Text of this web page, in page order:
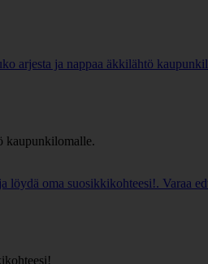
arjesta ja nappaa äkkilähtö
kaupunkilomalle.
löydä oma suosikkikohteesi!. Varaa